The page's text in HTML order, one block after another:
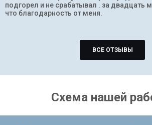
подгорел и не срабатывал . за двадцать
что благодарность от меня.
ВСЕ ОТЗЫВЫ
Схема нашей